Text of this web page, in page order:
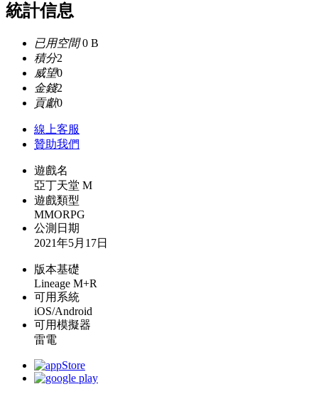
統計信息
已用空間0 B
積分2
威望0
金錢2
貢獻0
線上客服
贊助我們
遊戲名
亞丁天堂 M
遊戲類型
MMORPG
公測日期
2021年5月17日
版本基礎
Lineage M+R
可用系統
iOS/Android
可用模擬器
雷電